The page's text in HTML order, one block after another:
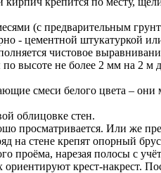
(с предварительным
- цементной штукатуркой
чистовое
высоте не более 2 мм на 2
смеси белого цвета –
облицовке стен.
просматривается. Или же
на стене крепят опорный
проёма, нарезая полосы с
крест-накрест.